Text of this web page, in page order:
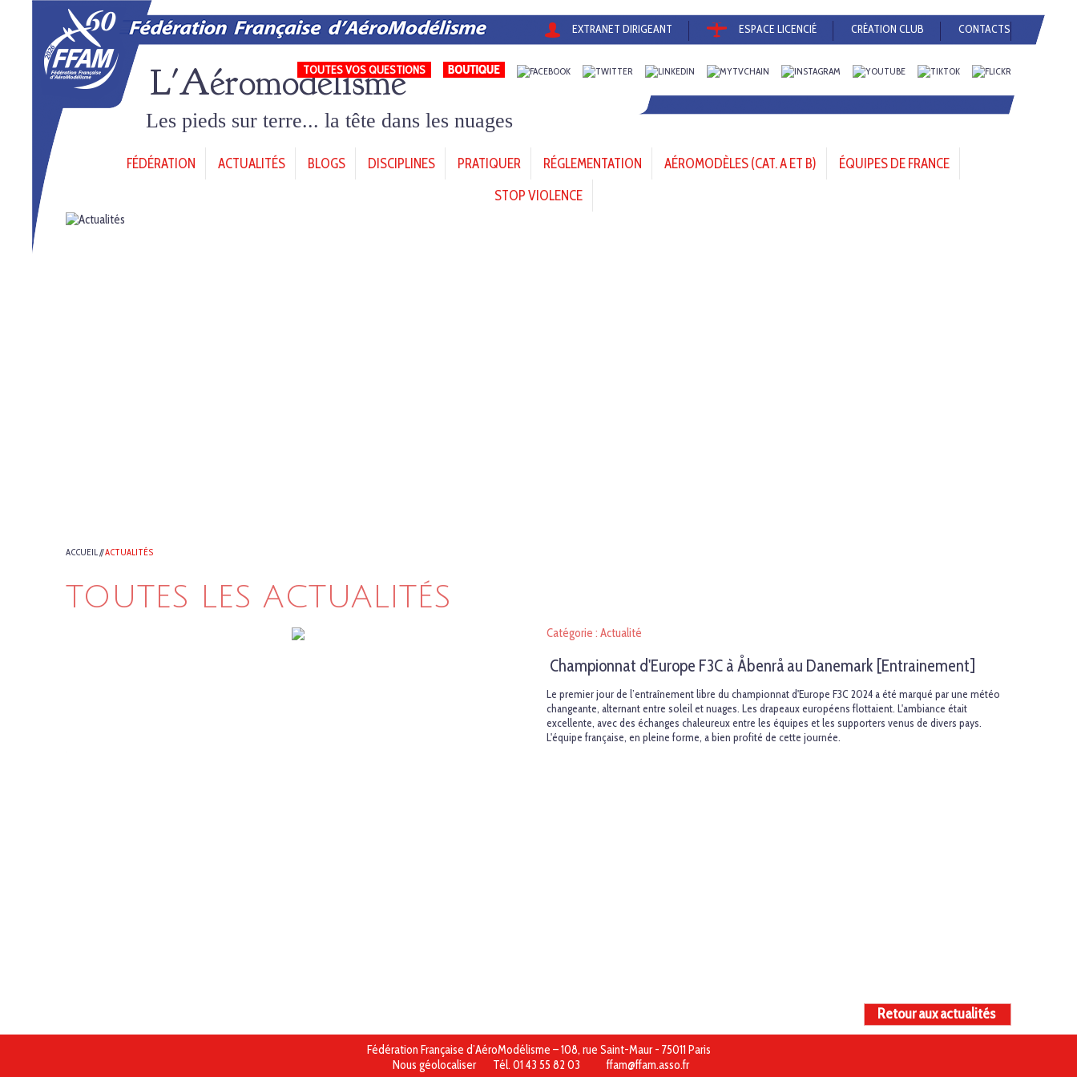
EXTRANET DIRIGEANT ESPACE LICENCIÉ CRÉATION CLUB CONTACTS
TOUTES VOS QUESTIONS
L'Aéromodélisme
Les pieds sur terre... la tête dans les nuages
FÉDÉRATION ACTUALITÉS BLOGS DISCIPLINES PRATIQUER RÉGLEMENTATION AÉROMODÈLES (CAT. A ET B)
ÉQUIPES DE FRANCE
STOP VIOLENCE
ACCUEIL//ACTUALITÉS
TOUTES LES ACTUALITÉS
Catégorie : Actualité
Championnat d'Europe F3C à Åbenrå au Danemark [Entrainement]
Le premier jour de l’entraînement libre du championnat d'Europe F3C 2024 a été marqué par une météo
changeante, alternant entre soleil et nuages. Les drapeaux européens flottaient. L'ambiance était
excellente, avec des échanges chaleureux entre les équipes et les supporters venus de divers pays.
L'équipe française, en pleine forme, a bien profité de cette journée.
Retour aux actualités
Fédération Française d’AéroModélisme – 108, rue Saint-Maur - 75011 Paris
Nous géolocaliser
Tél. 01 43 55 82 03 ffam@ffam.asso.fr